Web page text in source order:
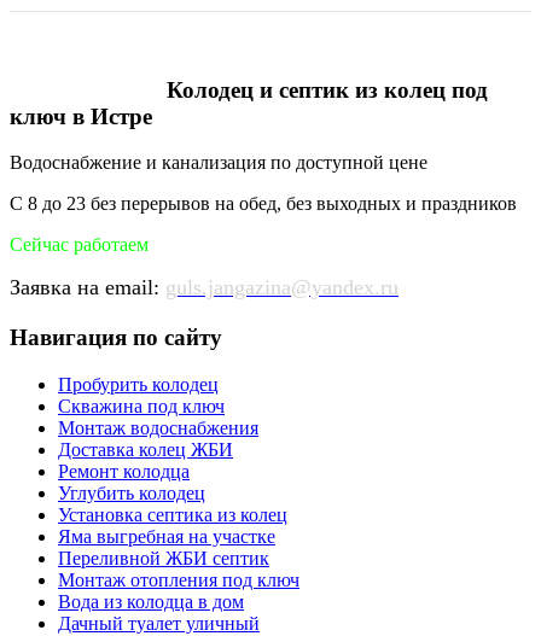
Колодец и септик из колец под
ключ в Истре
Водоснабжение и канализация по доступной цене
С 8 до 23 без перерывов на обед, без выходных и праздников
Сейчас работаем
Заявка на email: guls.jangazina@yandex.ru
Навигация по сайту
Пробурить колодец
Скважина под ключ
Монтаж водоснабжения
Доставка колец ЖБИ
Ремонт колодца
Углубить колодец
Установка септика из колец
Яма выгребная на участке
Переливной ЖБИ септик
Монтаж отопления под ключ
Вода из колодца в дом
Дачный туалет уличный